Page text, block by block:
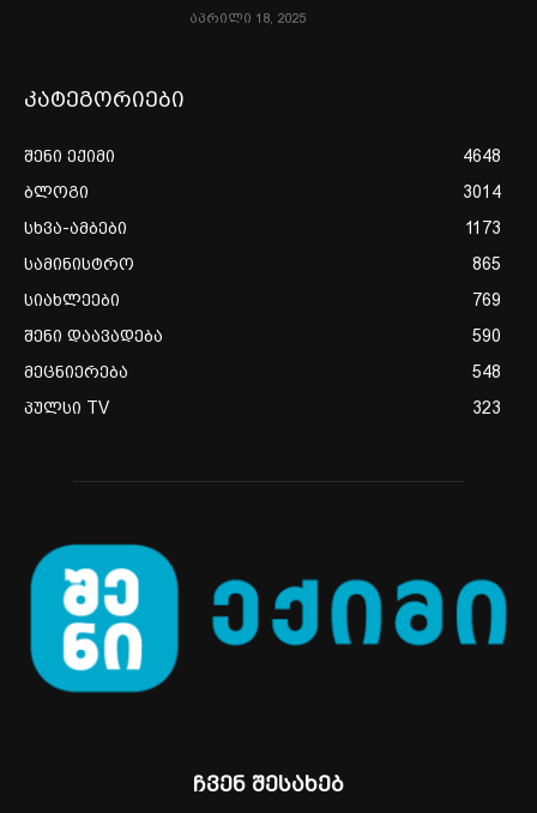
აპრილი 18, 2025
კატეგორიები
შენი ექიმი
4648
ბლოგი
3014
სხვა-ამბები
1173
სამინისტრო
865
სიახლეები
769
შენი დაავადება
590
მეცნიერება
548
პულსი TV
323
ჩვენ შესახებ